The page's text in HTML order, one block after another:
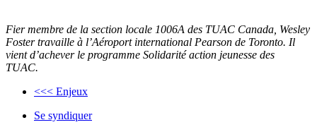
Fier membre de la section locale 1006A des TUAC Canada, Wesley
Foster travaille à l’Aéroport international Pearson de Toronto. Il
vient d’achever le programme Solidarité action jeunesse des
TUAC.
<<< Enjeux
Se syndiquer